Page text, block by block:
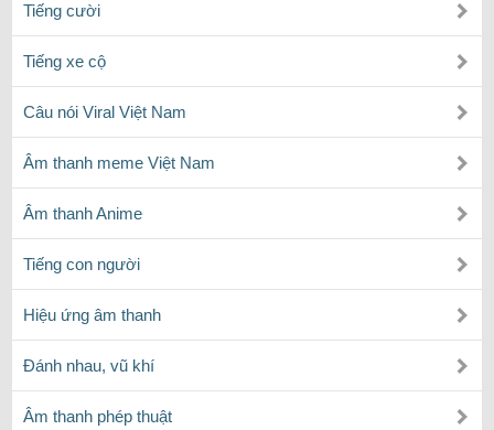
Tiếng cười
Tiếng xe cộ
Câu nói Viral Việt Nam
Âm thanh meme Việt Nam
Âm thanh Anime
Tiếng con người
Hiệu ứng âm thanh
Đánh nhau, vũ khí
Âm thanh phép thuật